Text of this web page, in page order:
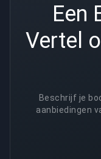
Een
Vertel
Beschrijf je
aanbiedingen